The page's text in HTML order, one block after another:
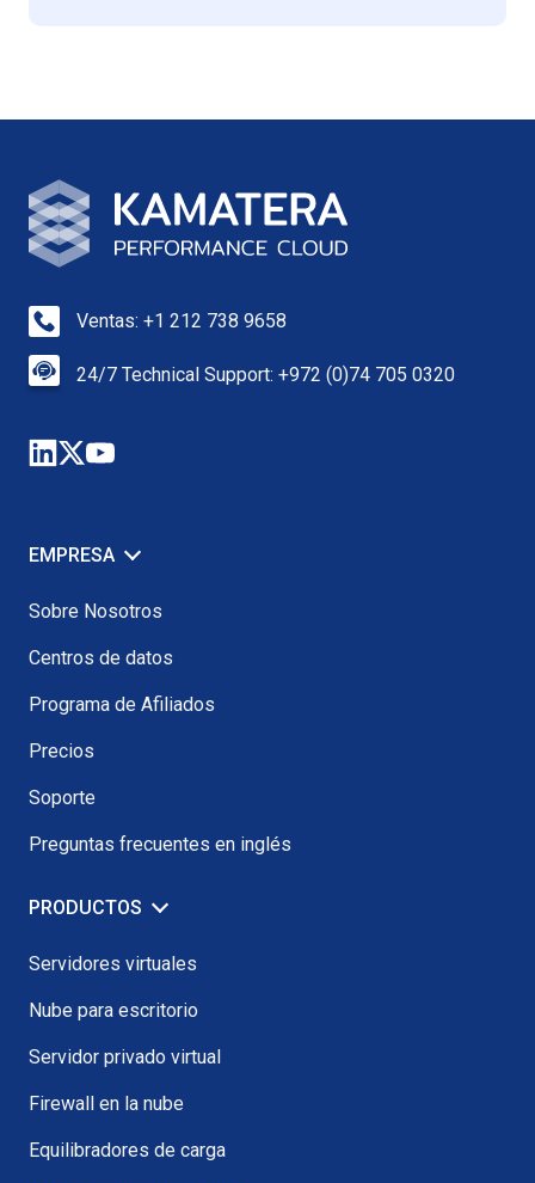
Ventas: +1 212 738 9658
24/7 Technical Support: +972 (0)74 705 0320
EMPRESA
Sobre Nosotros
Centros de datos
Programa de Afiliados
Precios
Soporte
Preguntas frecuentes en inglés
PRODUCTOS
Servidores virtuales
Nube para escritorio
Servidor privado virtual
Firewall en la nube
Equilibradores de carga